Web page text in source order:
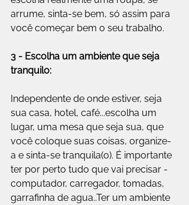
arrume, sinta-se bem, só assim para
você começar bem o seu trabalho.
3 - Escolha um ambiente que seja
tranquilo:
Independente de onde estiver, seja
sua casa, hotel, café...escolha um
lugar, uma mesa que seja sua, que
você coloque suas coisas, organize-
a e sinta-se tranquila(o). É importante
ter por perto tudo que vai precisar -
computador, carregador, tomadas,
garrafinha de agua..Ter um ambiente